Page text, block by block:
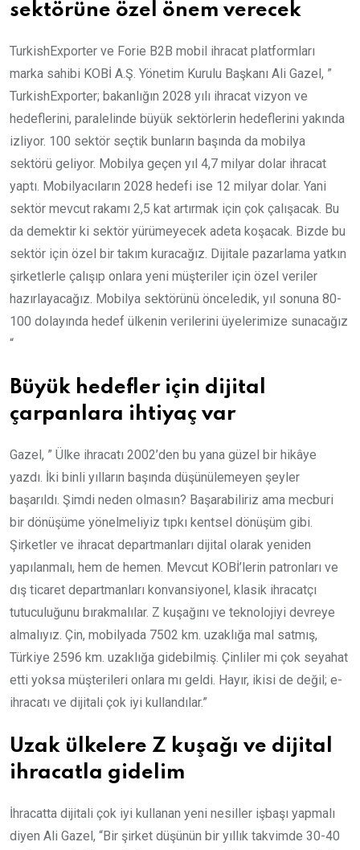
sektörüne özel önem verecek
TurkishExporter ve Forie B2B mobil ihracat platformları
marka sahibi KOBİ A.Ş. Yönetim Kurulu Başkanı Ali Gazel, ”
TurkishExporter; bakanlığın 2028 yılı ihracat vizyon ve
hedeflerini, paralelinde büyük sektörlerin hedeflerini yakında
izliyor. 100 sektör seçtik bunların başında da mobilya
sektörü geliyor. Mobilya geçen yıl 4,7 milyar dolar ihracat
yaptı. Mobilyacıların 2028 hedefi ise 12 milyar dolar. Yani
sektör mevcut rakamı 2,5 kat artırmak için çok çalışacak. Bu
da demektir ki sektör yürümeyecek adeta koşacak. Bizde bu
sektör için özel bir takım kuracağız. Dijitale pazarlama yatkın
şirketlerle çalışıp onlara yeni müşteriler için özel veriler
hazırlayacağız. Mobilya sektörünü önceledik, yıl sonuna 80-
100 dolayında hedef ülkenin verilerini üyelerimize sunacağız
“
Büyük hedefler için dijital
çarpanlara ihtiyaç var
Gazel, ” Ülke ihracatı 2002’den bu yana güzel bir hikâye
yazdı. İki binli yılların başında düşünülemeyen şeyler
başarıldı. Şimdi neden olmasın? Başarabiliriz ama mecburi
bir dönüşüme yönelmeliyiz tıpkı kentsel dönüşüm gibi.
Şirketler ve ihracat departmanları dijital olarak yeniden
yapılanmalı, hem de hemen. Mevcut KOBİ’lerin patronları ve
dış ticaret departmanları konvansiyonel, klasik ihracatçı
tutuculuğunu bırakmalılar. Z kuşağını ve teknolojiyi devreye
almalıyız. Çin, mobilyada 7502 km. uzaklığa mal satmış,
Türkiye 2596 km. uzaklığa gidebilmiş. Çinliler mi çok seyahat
etti yoksa müşterileri onlara mı geldi. Hayır, ikisi de değil; e-
ihracatı ve dijitali çok iyi kullandılar.”
Uzak ülkelere Z kuşağı ve dijital
ihracatla gidelim
İhracatta dijitali çok iyi kullanan yeni nesiller işbaşı yapmalı
diyen Ali Gazel, “Bir şirket düşünün bir yıllık takvimde 30-40